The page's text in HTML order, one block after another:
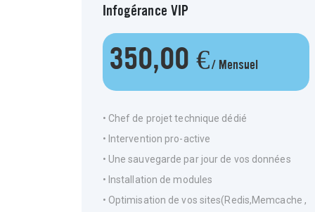
Infogérance VIP
350,00 €/ Mensuel
• Chef de projet technique dédié
• Intervention pro-active
• Une sauvegarde par jour de vos données
• Installation de modules
• Optimisation de vos sites(Redis,Memcache ,